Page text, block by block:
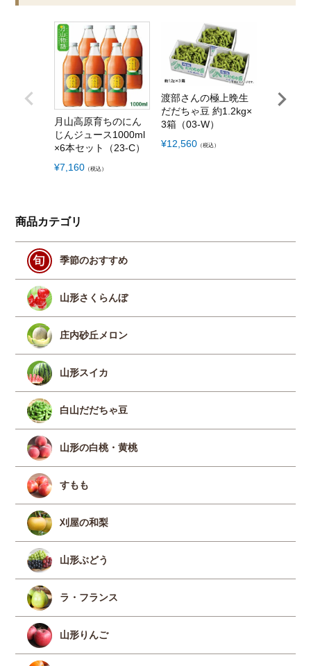
月山高原育ちのにん
じんジュース1000ml
×6本セット（23-C）
¥7,160 （税込）
渡部さんの極上晩生
だだちゃ豆 約1.2kg×
3箱（03-W）
¥12,560 （税込）
月山高
商品カテゴリ
季節のおすすめ
山形さくらんぼ
庄内砂丘メロン
山形スイカ
白山だだちゃ豆
山形の白桃・黄桃
すもも
刈屋の和梨
山形ぶどう
ラ・フランス
山形りんご